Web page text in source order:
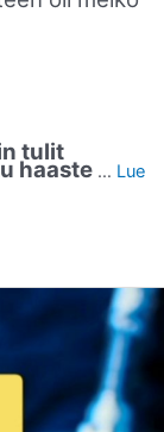
tulit
haaste … Lue